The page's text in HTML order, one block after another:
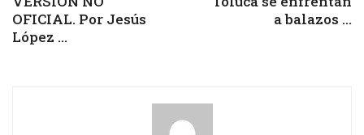
OFICIAL. Por Jesús
López ...
a balazos ...